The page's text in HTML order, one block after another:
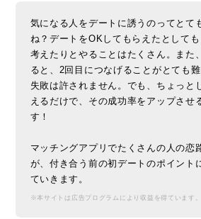
気になる人をデートに誘うのってとて
ね？デートをOKしてもらえたとして
考えたりとやることはたくさん。また
ると、2回目につなげることがとても
失敗は許されません。でも、ちょっと
えるだけで、その成功率をアップさせ
す！
マッチングアプリでたくさんの人の恋
が、付き合う前の初デートのポイント
ていきます。
※本サイトは広告プログラムにより収益を得ています。